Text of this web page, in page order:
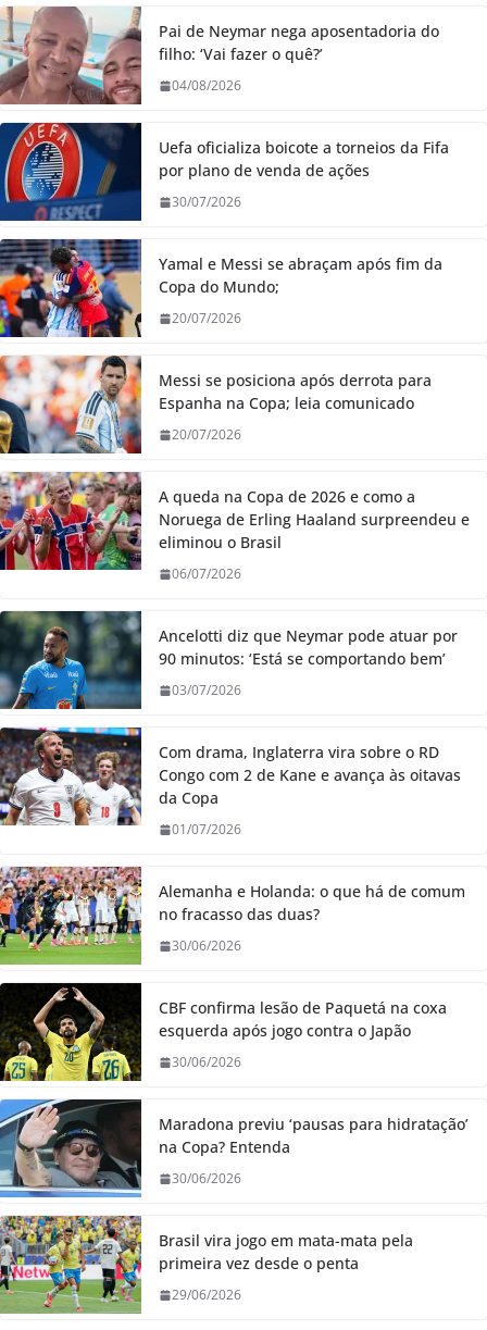
Pai de Neymar nega aposentadoria do
filho: ‘Vai fazer o quê?’
04/08/2026
Uefa oficializa boicote a torneios da Fifa
por plano de venda de ações
30/07/2026
Yamal e Messi se abraçam após fim da
Copa do Mundo;
20/07/2026
Messi se posiciona após derrota para
Espanha na Copa; leia comunicado
20/07/2026
A queda na Copa de 2026 e como a
Noruega de Erling Haaland surpreendeu e
eliminou o Brasil
06/07/2026
Ancelotti diz que Neymar pode atuar por
90 minutos: ‘Está se comportando bem’
03/07/2026
Com drama, Inglaterra vira sobre o RD
Congo com 2 de Kane e avança às oitavas
da Copa
01/07/2026
Alemanha e Holanda: o que há de comum
no fracasso das duas?
30/06/2026
CBF confirma lesão de Paquetá na coxa
esquerda após jogo contra o Japão
30/06/2026
Maradona previu ‘pausas para hidratação’
na Copa? Entenda
30/06/2026
Brasil vira jogo em mata-mata pela
primeira vez desde o penta
29/06/2026